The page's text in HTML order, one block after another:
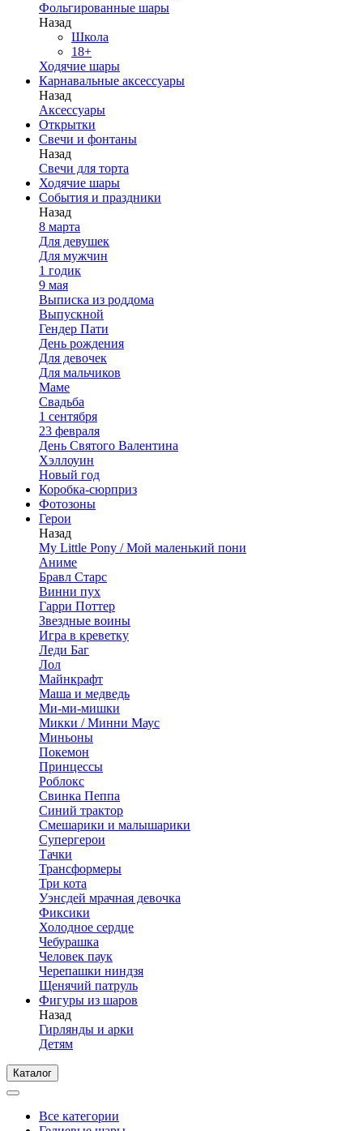
Фольгированные шары
Назад
Школа
18+
Ходячие шары
Карнавальные аксессуары
Назад
Аксессуары
Открытки
Свечи и фонтаны
Назад
Свечи для торта
Ходячие шары
События и праздники
Назад
8 марта
Для девушек
Для мужчин
1 годик
9 мая
Выписка из роддома
Выпускной
Гендер Пати
День рождения
Для девочек
Для мальчиков
Маме
Свадьба
1 сентября
23 февраля
День Святого Валентина
Хэллоуин
Новый год
Коробка-сюрприз
Фотозоны
Герои
Назад
My Little Pony / Мой маленький пони
Аниме
Бравл Старс
Винни пух
Гарри Поттер
Звездные воины
Игра в креветку
Леди Баг
Лол
Майнкрафт
Маша и медведь
Ми-ми-мишки
Микки / Минни Маус
Миньоны
Покемон
Принцессы
Роблокс
Свинка Пеппа
Синий трактор
Смешарики и малышарики
Супергерои
Тачки
Трансформеры
Три кота
Уэнсдей мрачная девочка
Фиксики
Холодное сердце
Чебурашка
Человек паук
Черепашки ниндзя
Щенячий патруль
Фигуры из шаров
Назад
Гирлянды и арки
Детям
Каталог
Все категории